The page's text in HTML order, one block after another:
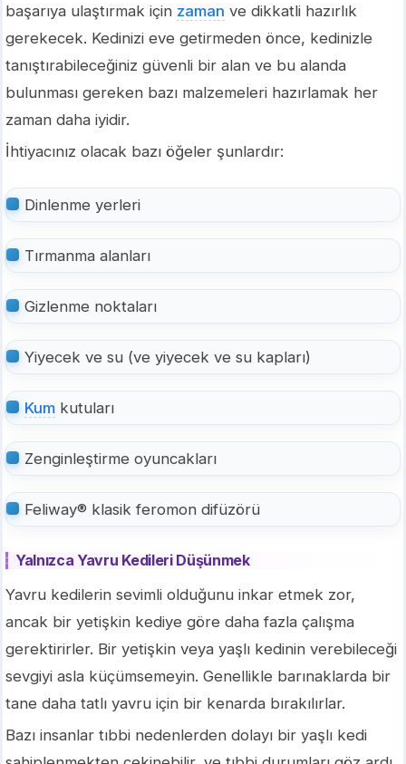
başarıya ulaştırmak için zaman ve dikkatli hazırlık
gerekecek. Kedinizi eve getirmeden önce, kedinizle
tanıştırabileceğiniz güvenli bir alan ve bu alanda
bulunması gereken bazı malzemeleri hazırlamak her
zaman daha iyidir.
İhtiyacınız olacak bazı öğeler şunlardır:
Dinlenme yerleri
Tırmanma alanları
Gizlenme noktaları
Yiyecek ve su (ve yiyecek ve su kapları)
Kum kutuları
Zenginleştirme oyuncakları
Feliway® klasik feromon difüzörü
Yalnızca Yavru Kedileri Düşünmek
Yavru kedilerin sevimli olduğunu inkar etmek zor,
ancak bir yetişkin kediye göre daha fazla çalışma
gerektirirler. Bir yetişkin veya yaşlı kedinin verebileceği
sevgiyi asla küçümsemeyin. Genellikle barınaklarda bir
tane daha tatlı yavru için bir kenarda bırakılırlar.
Bazı insanlar tıbbi nedenlerden dolayı bir yaşlı kedi